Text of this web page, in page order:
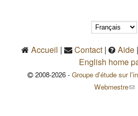
Accueil | Contact | Aide |
English home
2008-2026 - Groupe d'étude sur
Webmestre(le